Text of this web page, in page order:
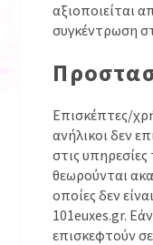
αξιοποιείται
συγκέντρωση
Επισκέπτες/
ανήλικοι δεν
στις
θεωρούνται
οποίες δεν
101euxes.gr.
επισκεφτούν